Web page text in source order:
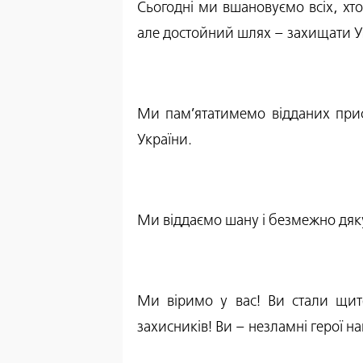
Сьогодні ми вшановуємо всіх,
але достойний шлях – захищати
Ми пам’ятатимемо відданих
України.
Ми віддаємо шану і безмежно
Ми віримо у вас! Ви стали
захисників! Ви – незламні герої